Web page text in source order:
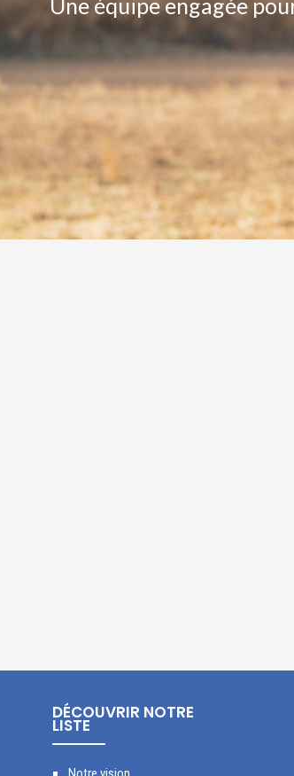
Une équipe engagée
DÉCOUVRIR NOTRE
LISTE